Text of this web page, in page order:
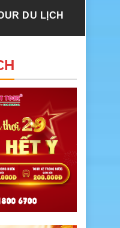
DU LỊCH